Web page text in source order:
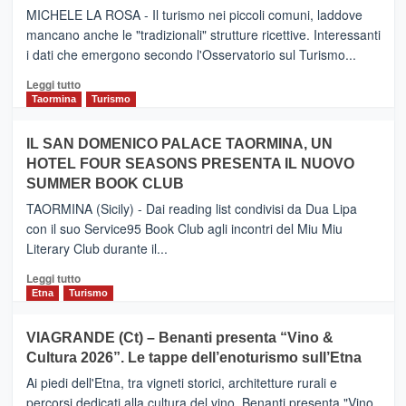
il
nuovo
collegamento
tra
e
Zanzibar
da
Neos
MICHELE LA ROSA - Il turismo nei piccoli comuni, laddove
mancano anche le "tradizionali" strutture ricettive. Interessanti
i dati che emergono secondo l'Osservatorio sul Turismo...
Leggi tuttoLeggi
PIEDIMONTE
ETNEO
–
Meta
turistica
privilegiata
secondo
dati
di
Anche
la
Alcantara
Taormina Turismo
IL SAN DOMENICO PALACE TAORMINA, UN
HOTEL FOUR SEASONS PRESENTA IL NUOVO
SUMMER BOOK CLUB
TAORMINA (Sicily) - Dai reading list condivisi da Dua Lipa
con il suo Service95 Book Club agli incontri del Miu Miu
Literary Club durante il...
Leggi tuttoLeggi
di
IL
SAN
DOMENICO
PALACE
Etna Turismo
VIAGRANDE (Ct) – Benanti presenta “Vino &
Cultura 2026”. Le tappe dell’enoturismo sull’Etna
Ai piedi dell'Etna, tra vigneti storici, architetture rurali e